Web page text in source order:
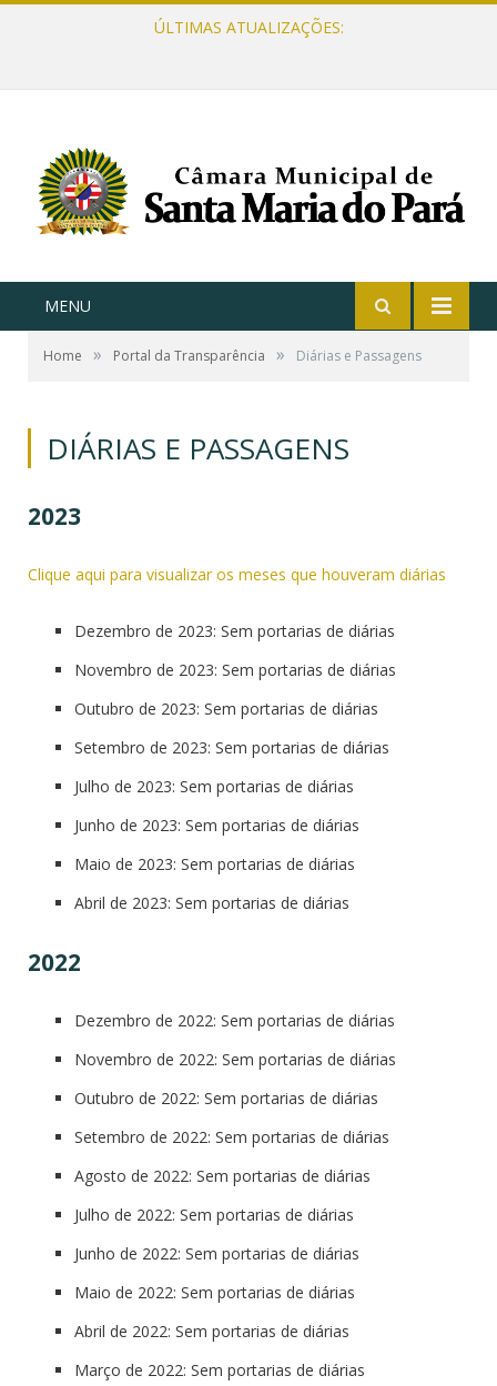
ÚLTIMAS ATUALIZAÇÕES:
MENU
Home » Portal da Transparência » Diárias e Passagens
DIÁRIAS E PASSAGENS
2023
Clique aqui para visualizar os meses que houveram diárias
Dezembro de 2023: Sem portarias de diárias
Novembro de 2023: Sem portarias de diárias
Outubro de 2023: Sem portarias de diárias
Setembro de 2023: Sem portarias de diárias
Julho de 2023: Sem portarias de diárias
Junho de 2023: Sem portarias de diárias
Maio de 2023: Sem portarias de diárias
Abril de 2023: Sem portarias de diárias
2022
Dezembro de 2022: Sem portarias de diárias
Novembro de 2022: Sem portarias de diárias
Outubro de 2022: Sem portarias de diárias
Setembro de 2022: Sem portarias de diárias
Agosto de 2022: Sem portarias de diárias
Julho de 2022: Sem portarias de diárias
Junho de 2022: Sem portarias de diárias
Maio de 2022: Sem portarias de diárias
Abril de 2022: Sem portarias de diárias
Março de 2022: Sem portarias de diárias